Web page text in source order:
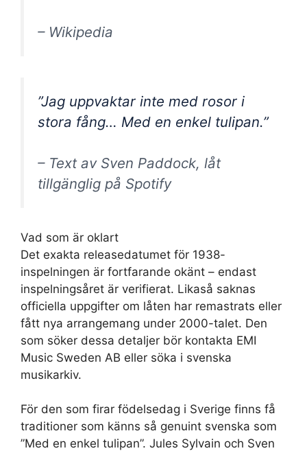
– Wikipedia
”Jag uppvaktar inte med rosor i
stora fång… Med en enkel tulipan.”
– Text av Sven Paddock, låt
tillgänglig på Spotify
Vad som är oklart
Det exakta releasedatumet för 1938-
inspelningen är fortfarande okänt – endast
inspelningsåret är verifierat. Likaså saknas
officiella uppgifter om låten har remastrats eller
fått nya arrangemang under 2000-talet. Den
som söker dessa detaljer bör kontakta EMI
Music Sweden AB eller söka i svenska
musikarkiv.
För den som firar födelsedag i Sverige finns få
traditioner som känns så genuint svenska som
”Med en enkel tulipan”. Jules Sylvain och Sven